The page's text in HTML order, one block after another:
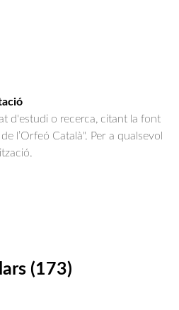
d'estudi o recerca, citant la font
l’Orfeó Català". Per a qualsevol
(173)